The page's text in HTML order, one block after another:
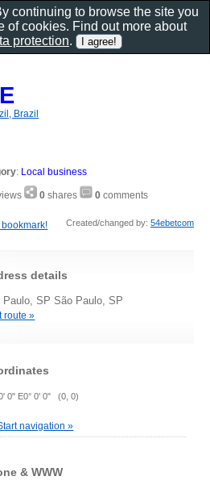
Brazil
: Local business
0 shares 0 comments
bookmark! Created/changed by: 54ebetcom
details
Paulo, SP São Paulo, SP
route »
0" E0° 0' 0" (0, 0)
navigation »
& WWW
continuing to browse the site you
of cookies. Find out more about
protection.